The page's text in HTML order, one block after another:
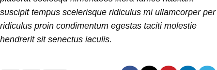
suscipit tempus scelerisque ridiculus mi ullamcorper per
ridiculus proin condimentum egestas taciti molestie
hendrerit sit senectus iaculis.